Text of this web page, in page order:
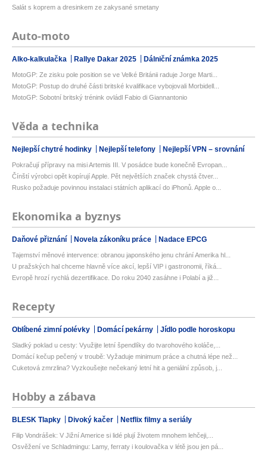
Salát s koprem a dresinkem ze zakysané smetany
Auto-moto
Alko-kalkulačka Rallye Dakar 2025 Dálniční známka 2025
MotoGP: Ze zisku pole position se ve Velké Británii raduje Jorge Marti...
MotoGP: Postup do druhé části britské kvalifikace vybojovali Morbidell...
MotoGP: Sobotní britský trénink ovládl Fabio di Giannantonio
Věda a technika
Nejlepší chytré hodinky Nejlepší telefony Nejlepší VPN – srovnání
Pokračují přípravy na misi Artemis III. V posádce bude konečně Evropan...
Čínští výrobci opět kopírují Apple. Pět největších značek chystá čtver...
Rusko požaduje povinnou instalaci státních aplikací do iPhonů. Apple o...
Ekonomika a byznys
Daňové přiznání Novela zákoníku práce Nadace EPCG
Tajemství měnové intervence: obranou japonského jenu chrání Amerika hl...
U pražských hal chceme hlavně více akcí, lepší VIP i gastronomii, říká...
Evropě hrozí rychlá dezertifikace. Do roku 2040 zasáhne i Polabí a již...
Recepty
Oblíbené zimní polévky Domácí pekárny Jídlo podle horoskopu
Sladký poklad u cesty: Využijte letní špendlíky do tvarohového koláče,...
Domácí kečup pečený v troubě: Vyžaduje minimum práce a chutná lépe než...
Cuketová zmrzlina? Vyzkoušejte nečekaný letní hit a geniální způsob, j...
Hobby a zábava
BLESK Tlapky Divoký kačer Netflix filmy a seriály
Filip Vondrášek: V Jižní Americe si lidé plují životem mnohem lehčeji,...
Osvěžení ve Schladmingu: Lamy, ferraty i koulovačka v létě jsou jen pá...